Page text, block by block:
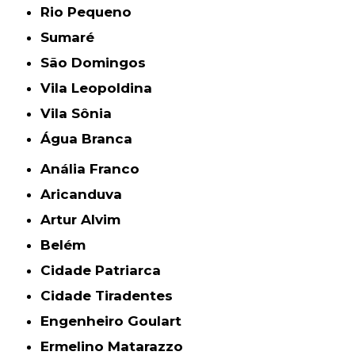
Rio Pequeno
Sumaré
São Domingos
Vila Leopoldina
Vila Sônia
Água Branca
Anália Franco
Aricanduva
Artur Alvim
Belém
Cidade Patriarca
Cidade Tiradentes
Engenheiro Goulart
Ermelino Matarazzo